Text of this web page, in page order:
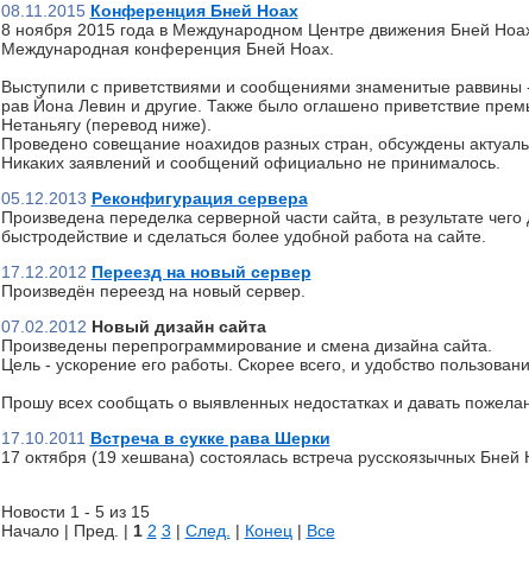
08.11.2015 Конференция Бней Ноах
8 ноября 2015 года в Международном Центре движения Бней
Международная конференция Бней Ноах.
Выступили с приветствиями и сообщениями знаменитые
рав Йона Левин и другие. Также было оглашено приветствие
Нетаньягу (перевод ниже).
Проведено совещание ноахидов разных стран, обсуждены
Никаких заявлений и сообщений официально не принималось.
05.12.2013 Реконфигурация сервера
Произведена переделка серверной части сайта, в результате
быстродействие и сделаться более удобной работа на сайте.
17.12.2012 Переезд на новый сервер
Произведён переезд на новый сервер.
07.02.2012 Новый дизайн сайта
Произведены перепрограммирование и смена дизайна сайта.
Цель - ускорение его работы. Скорее всего, и удобство
Прошу всех сообщать о выявленных недостатках и давать
17.10.2011 Встреча в сукке рава Шерки
17 октября (19 хешвана) состоялась встреча русскоязычных Бней
Новости 1 - 5 из 15
Начало | Пред. | 1 2 3 | След. | Конец | Все